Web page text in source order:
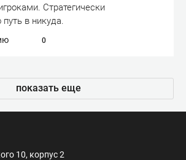
Стратегически
путь в никуда.
0
показать еще
10, корпус 2